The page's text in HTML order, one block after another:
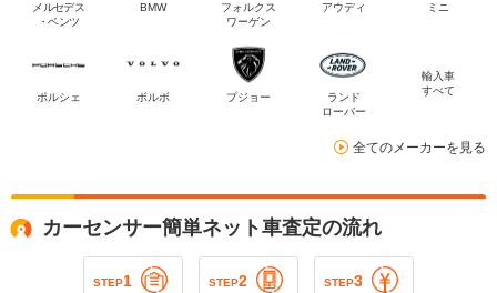
メルセデス
・ベンツ
BMW
フォルクス
ワーゲン
アウディ ミニ
ポルシェ ボルボ プジョー
ランド
ローバー
輸入車
すべて
全てのメーカーを見る
カーセンサー簡単ネット車査定の流れ
STEP1 STEP2 STEP3